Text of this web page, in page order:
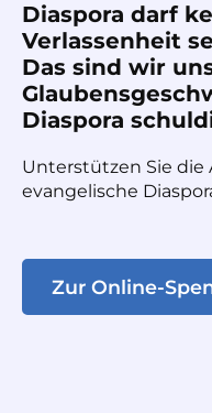
Diaspora darf
Verlassenheit
Das sind wir
Diaspora
Unterstützen Sie die
evangelische
Zur Online-